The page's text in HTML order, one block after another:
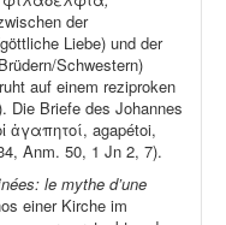
der
Liebe) und der
Schwestern)
auf einem reziproken
Die Briefe des Johannes
ἀγαπητοί, agapétoi,
Anm. 50, 1 Jn 2, 7).
le mythe d’une
einer Kirche im